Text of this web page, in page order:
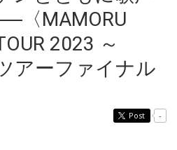
〈MAMORU
2023 ～
アーファイナル
Post -